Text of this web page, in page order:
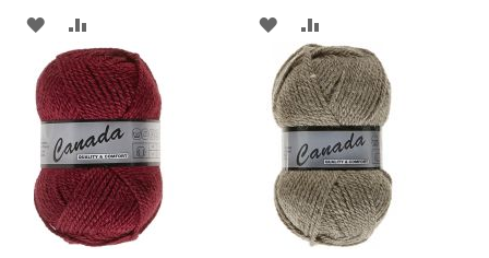
AJOUTER
À
LA
LISTE
D'ACHATS
AU
COMPARATEUR
AJOUTER
À
LA
LISTE
D'ACHATS
AU
COMPARATEUR